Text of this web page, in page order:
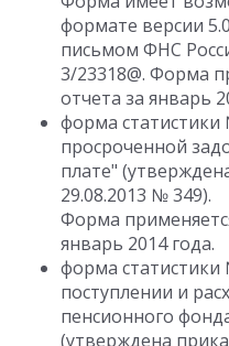
формате версии
письмом ФНС
3/23318@. Форма
отчета за январь
форма
просроченной
плате"
29.08.2013 № 349).
Форма
январь 2014 года.
форма
поступлении и
пенсионного
(утверждена